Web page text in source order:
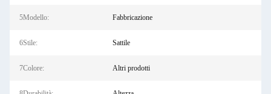
5Modello: Fabbricazione
6Stile: Sattile
7Colore: Altri prodotti